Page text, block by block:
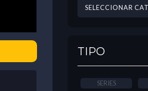
TIPO
SERIES